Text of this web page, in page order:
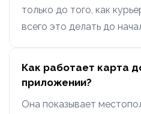
только до того, как
всего это делать до
Как работает карта
приложении?
Она показывает